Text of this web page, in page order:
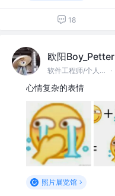
18
欧阳Boy_Petter
软件工程师/个人开发者 @网易 ·
心情复杂的表情
照片展览馆